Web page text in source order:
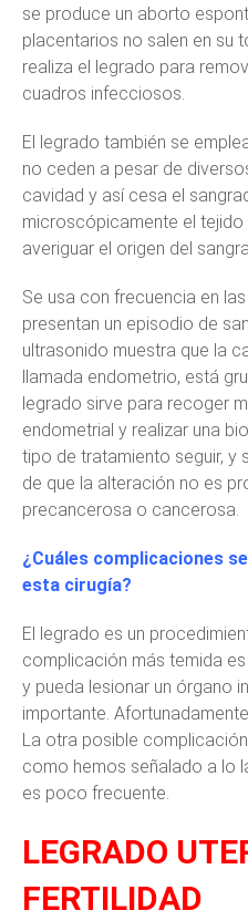
se produce un aborto
placentarios no salen en su
realiza el legrado para
cuadros infecciosos.
El legrado también se
no ceden a pesar de
cavidad y así cesa el
microscópicamente el
averiguar el origen del
Se usa con frecuencia en
presentan un episodio de
ultrasonido muestra que la
llamada endometrio, está
legrado sirve para recoger
endometrial y realizar una
tipo de tratamiento seguir, y
de que la alteración no es
precancerosa o cancerosa.
¿Cuáles complicaciones
esta cirugía?
El legrado es un
complicación más temida
y pueda lesionar un órgano
importante.
La otra posible
como hemos señalado a lo
es poco frecuente.
LEGRADO
FERTILIDAD